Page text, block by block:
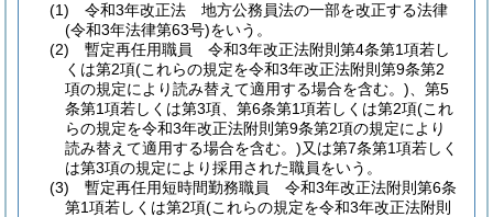
(1)
令和3年改正法 地方公務員法の一部を改正する法律
(令和3年法律第63号)をいう。
(2)
暫定再任用職員 令和3年改正法附則第4条第1項若し
くは第2項(これらの規定を令和3年改正法附則第9条第2
項の規定により読み替えて適用する場合を含む。) 、第5
条第1項若しくは第3項、第6条第1項若しくは第2項(これ
らの規定を令和3年改正法附則第9条第2項の規定により
読み替えて適用する場合を含む。)又は第7条第1項若しく
は第3項の規定により採用された職員をいう。
(3)
暫定再任用短時間勤務職員 令和3年改正法附則第6条
第1項若しくは第2項(これらの規定を令和3年改正法附則